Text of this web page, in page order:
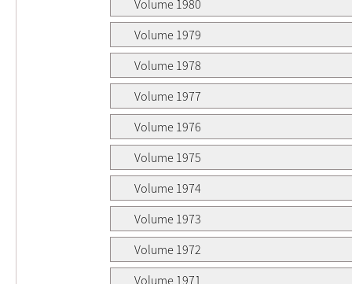
Volume 1980
Volume 1979
Volume 1978
Volume 1977
Volume 1976
Volume 1975
Volume 1974
Volume 1973
Volume 1972
Volume 1971